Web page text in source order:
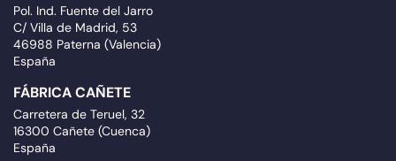
Pol. Ind. Fuente del Jarro
C/ Villa de Madrid, 53
46988 Paterna (Valencia)
España
FÁBRICA CAÑETE
Carretera de Teruel, 32
16300 Cañete (Cuenca)
España